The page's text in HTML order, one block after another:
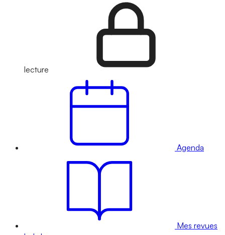
lecture
Agenda
Mes revues